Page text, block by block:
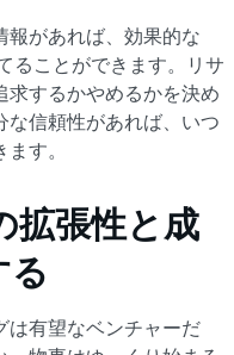
報があれば、効果的な
ることができます。リサ
求するかやめるかを決め
な信頼性があれば、いつ
す。
拡張性と成
る
は有望なベンチャーだ